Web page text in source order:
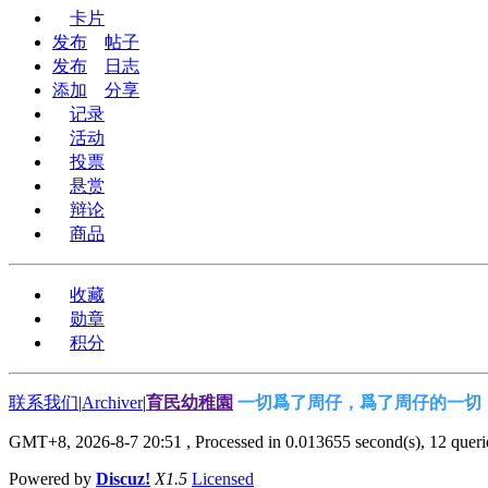
卡片
发布
帖子
发布
日志
添加
分享
记录
活动
投票
悬赏
辩论
商品
收藏
勋章
积分
联系我们|Archiver|育民幼稚園 一切爲了周仔，爲了周仔的一切
GMT+8, 2026-8-7 20:51 , Processed in 0.013655 second(s), 12
Powered by Discuz! X1.5 Licensed